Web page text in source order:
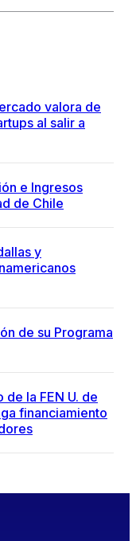
valora de
al salir a
e Ingresos
de Chile
y
de su Programa
la FEN U. de
financiamiento